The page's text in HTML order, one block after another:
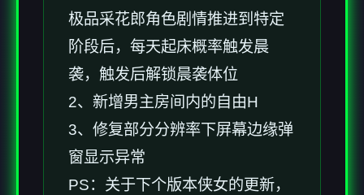
极品采花郎角色剧情推进到特定
阶段后，每天起床概率触发晨
袭，触发后解锁晨袭体位
2、新增男主房间内的自由H
3、修复部分分辨率下屏幕边缘弹
窗显示异常
PS：关于下个版本侠女的更新，